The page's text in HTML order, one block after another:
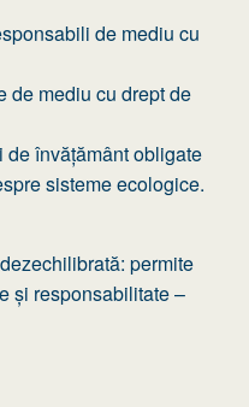
de mediu cu
de mediu cu drept de
de învățământ obligate
sisteme ecologice.
permite
și responsabilitate –